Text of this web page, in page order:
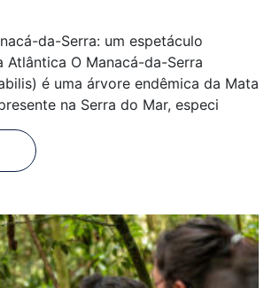
da-Serra: um espetáculo
Atlântica O Manacá-da-Serra
é uma árvore endêmica da Mata
na Serra do Mar, especi